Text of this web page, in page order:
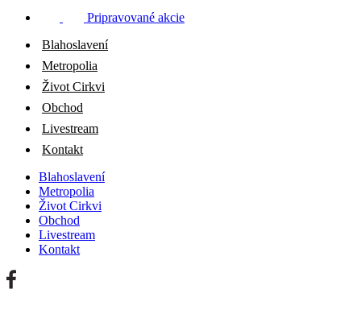
Pripravované akcie
Blahoslavení
Metropolia
Život Cirkvi
Obchod
Livestream
Kontakt
Blahoslavení
Metropolia
Život Cirkvi
Obchod
Livestream
Kontakt